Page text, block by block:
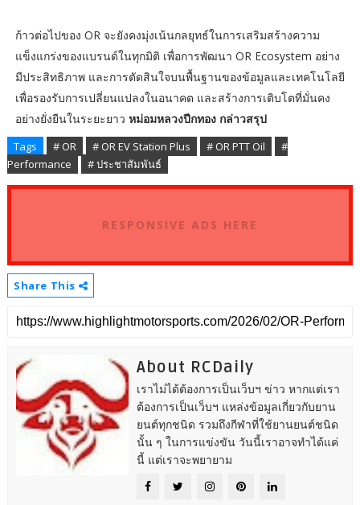
ก้าวต่อไปของ OR จะยังคงมุ่งเน้นกลยุทธ์ในการเสริมสร้างความ
แข็งแกร่งของแบรนด์ในทุกมิติ เพื่อการพัฒนา OR Ecosystem อย่าง
มีประสิทธิภาพ และการตัดสินใจบนพื้นฐานของข้อมูลและเทคโนโลยี
เพื่อรองรับการเปลี่ยนแปลงในอนาคต และสร้างการเติบโตที่มั่นคง
อย่างยั่งยืนในระยะยาว หม่อมหลวงปีกทอง กล่าวสรุป
Tags # OR # OR EV Station Plus # OR PTT Oil
#
Performance
# ประชาสัมพันธ์
RESPONSIVE ADS HERE
Share This
About RCDaily
เราไม่ได้ต้องการเป็นเว็บฯ ข่าว หากแต่เรา
ต้องการเป็นเว็บฯ แหล่งข้อมูลเกี่ยวกับยาน
ยนต์ทุกชนิด รวมถึงกีฬาที่ใช้ยานยนต์ชนิด
นั้น ๆ ในการแข่งขัน วันนี้เราอาจทำได้แค่
นี้ แต่เราจะพยายาม